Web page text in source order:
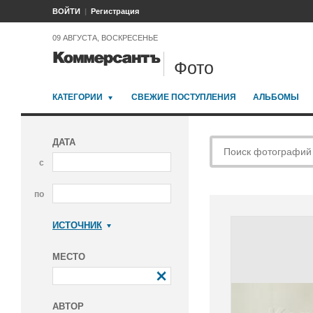
ВОЙТИ Регистрация
09 АВГУСТА, ВОСКРЕСЕНЬЕ
Фото
КАТЕГОРИИ СВЕЖИЕ ПОСТУПЛЕНИЯ АЛЬБОМЫ
ДАТА
с
по
ИСТОЧНИК
МЕСТО
АВТОР